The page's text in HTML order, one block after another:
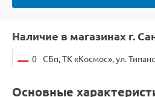
Наличие в магазинах г.
0 СБп, ТК «Космос», ул.
Основные